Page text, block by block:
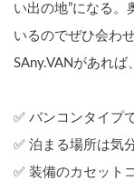
い出の地”になる
いるのでぜひ会わ
SAny.VANがあれば
✅ バンコンタイプ
✅ 泊まる場所は気
✅ 装備のカセット